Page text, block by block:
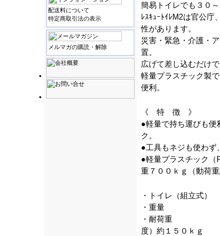
配送料について
特定商取引法の表示
メルマガの購読・解除
簡易トイレでも３０
ﾚｽｷｭｰﾄｲﾚM2は官公
性があります。
災害・緊急・介護・
置。
広げて差し込むだけ
軽量プラスチック製
便利。
《 特 徴 》
●軽量で持ち運びも便
ク。
●工具もネジも使わず
●軽量プラスチック（
重７００ｋｇ（動荷
・トイレ（組立式
・重量 ：
・耐荷重 ： ７
度）約１５０ｋｇ